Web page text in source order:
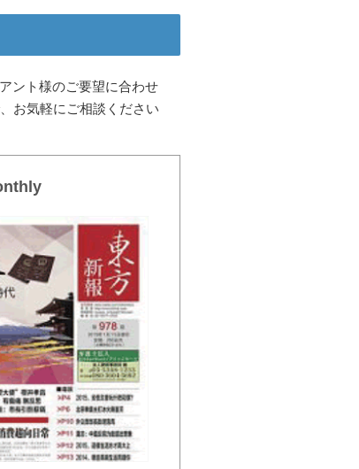
ント様のご要望に合わせ
お気軽にご相談ください